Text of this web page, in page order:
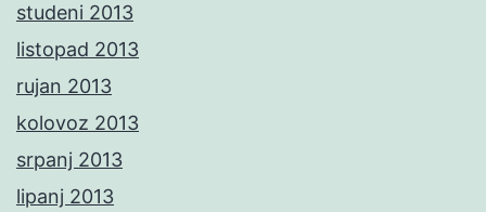
studeni 2013
listopad 2013
rujan 2013
kolovoz 2013
srpanj 2013
lipanj 2013